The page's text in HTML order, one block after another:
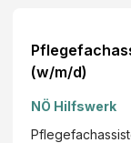
(w/m/d)
NÖ Hilfswerk